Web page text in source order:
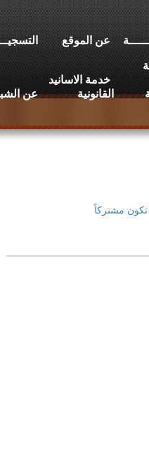
عن الموقع التسجيــــل
خدمة الاسانيد
القانونية
عن الشبكة